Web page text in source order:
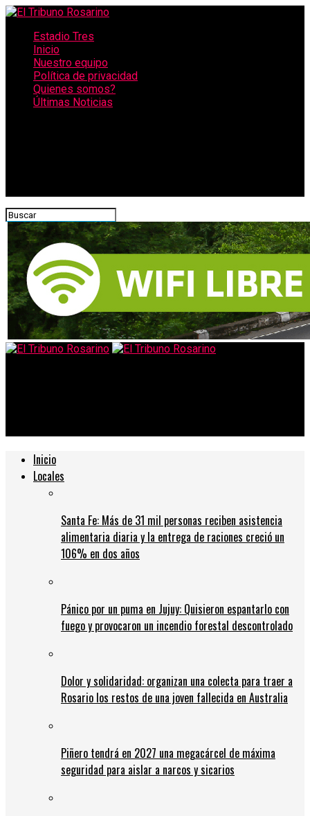
Estadio Tres
Inicio
Nuestro equipo
Política de privacidad
Quienes somos?
Últimas Noticias
Inicio
Locales
Santa Fe: Más de 31 mil personas reciben asistencia
alimentaria diaria y la entrega de raciones creció un
106% en dos años
Pánico por un puma en Jujuy: Quisieron espantarlo con
fuego y provocaron un incendio forestal descontrolado
Dolor y solidaridad: organizan una colecta para traer a
Rosario los restos de una joven fallecida en Australia
Piñero tendrá en 2027 una megacárcel de máxima
seguridad para aislar a narcos y sicarios